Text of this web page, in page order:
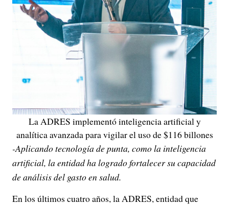
La ADRES implementó inteligencia artificial y
analítica avanzada para vigilar el uso de $116 billones
-Aplicando tecnología de punta, como la inteligencia
artificial, la entidad ha logrado fortalecer su capacidad
de análisis del gasto en salud.
En los últimos cuatro años, la ADRES, entidad que